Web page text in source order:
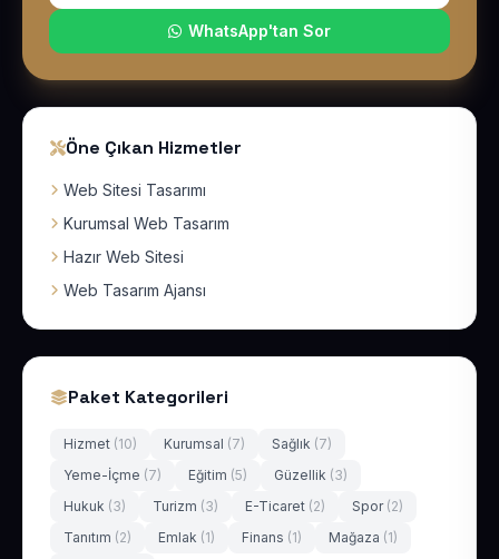
WhatsApp'tan Sor
Öne Çıkan Hizmetler
Web Sitesi Tasarımı
Kurumsal Web Tasarım
Hazır Web Sitesi
Web Tasarım Ajansı
Paket Kategorileri
Hizmet (10) Kurumsal (7) Sağlık (7)
Yeme-İçme (7) Eğitim (5) Güzellik (3)
Hukuk (3) Turizm (3) E-Ticaret (2) Spor (2)
Tanıtım (2) Emlak (1) Finans (1) Mağaza (1)